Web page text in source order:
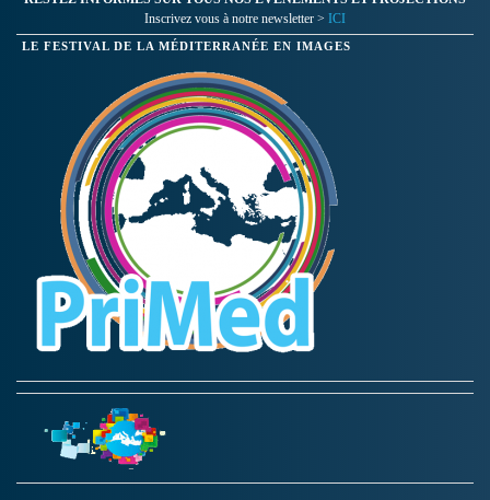
Inscrivez vous à notre newsletter > ICI
LE FESTIVAL DE LA MÉDITERRANÉE EN IMAGES